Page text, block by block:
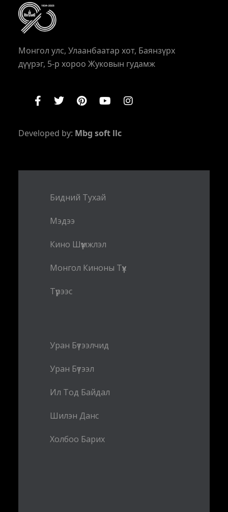
Монгол улс, Улаанбаатар хот, Баянзүрх
дүүрэг, 5-р хороо Жуковын гудамж
Developed by: Mbg soft llc
Бидний Тухай
Мэдээ
Кино Шүүмжлэл
Монгол Киноны Түүх
Түрээс
Уран Бүтээлчид
Уран Бүтээл
Ил Тод Байдал
Шилэн Данс
Холбоо Барих